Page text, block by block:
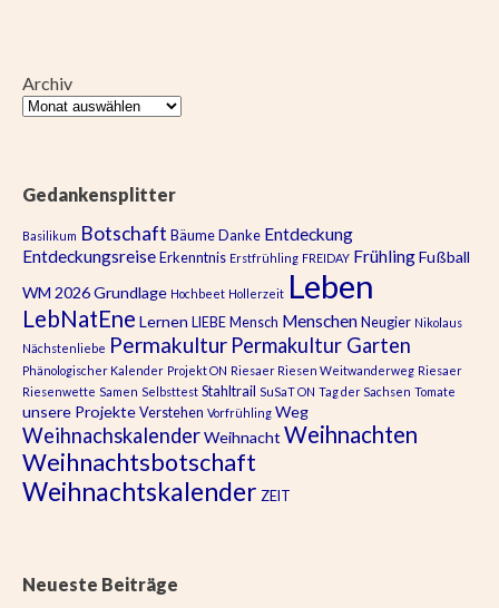
Archiv
Gedankensplitter
Basilikum Botschaft Bäume Danke Entdeckung
Entdeckungsreise Erkenntnis Erstfrühling FREIDAY FrühlingFußball
WM 2026Grundlage Hochbeet Hollerzeit Leben
LebNatEne Lernen LIEBE Mensch Menschen Neugier Nikolaus
Nächstenliebe Permakultur Permakultur Garten
Phänologischer Kalender Projekt ON Riesaer Riesen Weitwanderweg Riesaer
Riesenwette Samen Selbsttest Stahltrail SuSaT ON Tag der Sachsen Tomate
unsere Projekte Verstehen Vorfrühling Weg
WeihnachskalenderWeihnachtWeihnachten
Weihnachtsbotschaft
Weihnachtskalender ZEIT
Neueste Beiträge